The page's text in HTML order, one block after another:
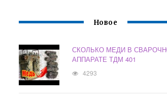
Новое
СКОЛЬКО МЕДИ В
АППАРАТЕ ТДМ 401
4293